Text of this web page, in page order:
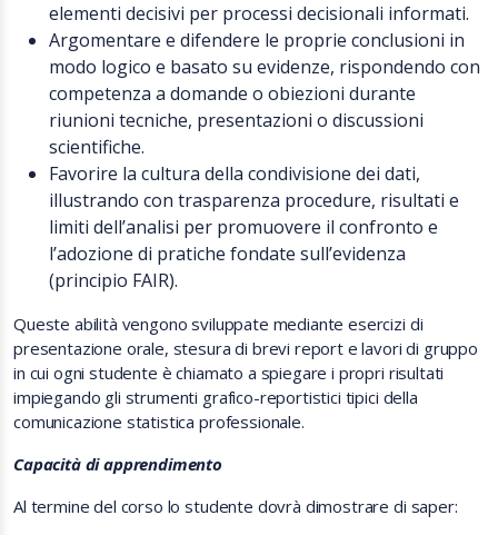
elementi decisivi per processi decisionali informati.
Argomentare e difendere le proprie conclusioni in
modo logico e basato su evidenze, rispondendo con
competenza a domande o obiezioni durante
riunioni tecniche, presentazioni o discussioni
scientifiche.
Favorire la cultura della condivisione dei dati,
illustrando con trasparenza procedure, risultati e
limiti dell’analisi per promuovere il confronto e
l’adozione di pratiche fondate sull’evidenza
(principio FAIR).
Queste abilità vengono sviluppate mediante esercizi di
presentazione orale, stesura di brevi report e lavori di gruppo
in cui ogni studente è chiamato a spiegare i propri risultati
impiegando gli strumenti grafico-reportistici tipici della
comunicazione statistica professionale.
Capacità di apprendimento
Al termine del corso lo studente dovrà dimostrare di saper: